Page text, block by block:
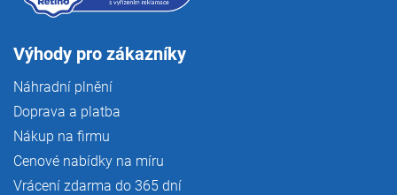
Výhody pro zákazníky
Náhradní plnění
Doprava a platba
Nákup na firmu
Cenové nabídky na míru
Vrácení zdarma do 365 dní